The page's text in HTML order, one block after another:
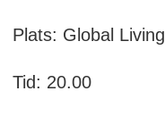
Plats: Global Living
Tid: 20.00